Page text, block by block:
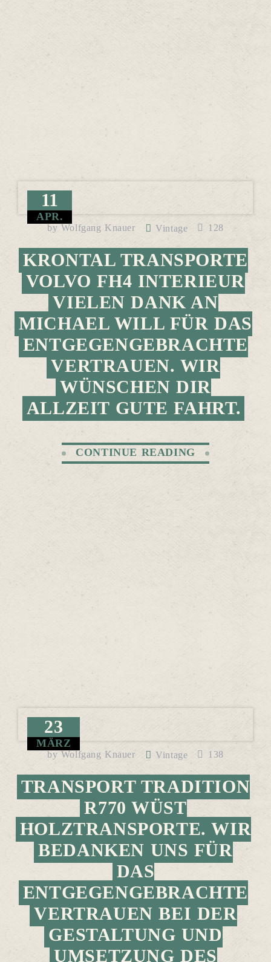
11
APR.
by Wolfgang Knauer Vintage 128
KRONTAL TRANSPORTE
VOLVO FH4 INTERIEUR
VIELEN DANK AN
MICHAEL WILL FÜR DAS
ENTGEGENGEBRACHTE
VERTRAUEN. WIR
WÜNSCHEN DIR
ALLZEIT GUTE FAHRT.
CONTINUE READING
23
MÄRZ
by Wolfgang Knauer Vintage 138
TRANSPORT TRADITION
R770 WÜST
HOLZTRANSPORTE. WIR
BEDANKEN UNS FÜR
DAS
ENTGEGENGEBRACHTE
VERTRAUEN BEI DER
GESTALTUNG UND
UMSETZUNG DES